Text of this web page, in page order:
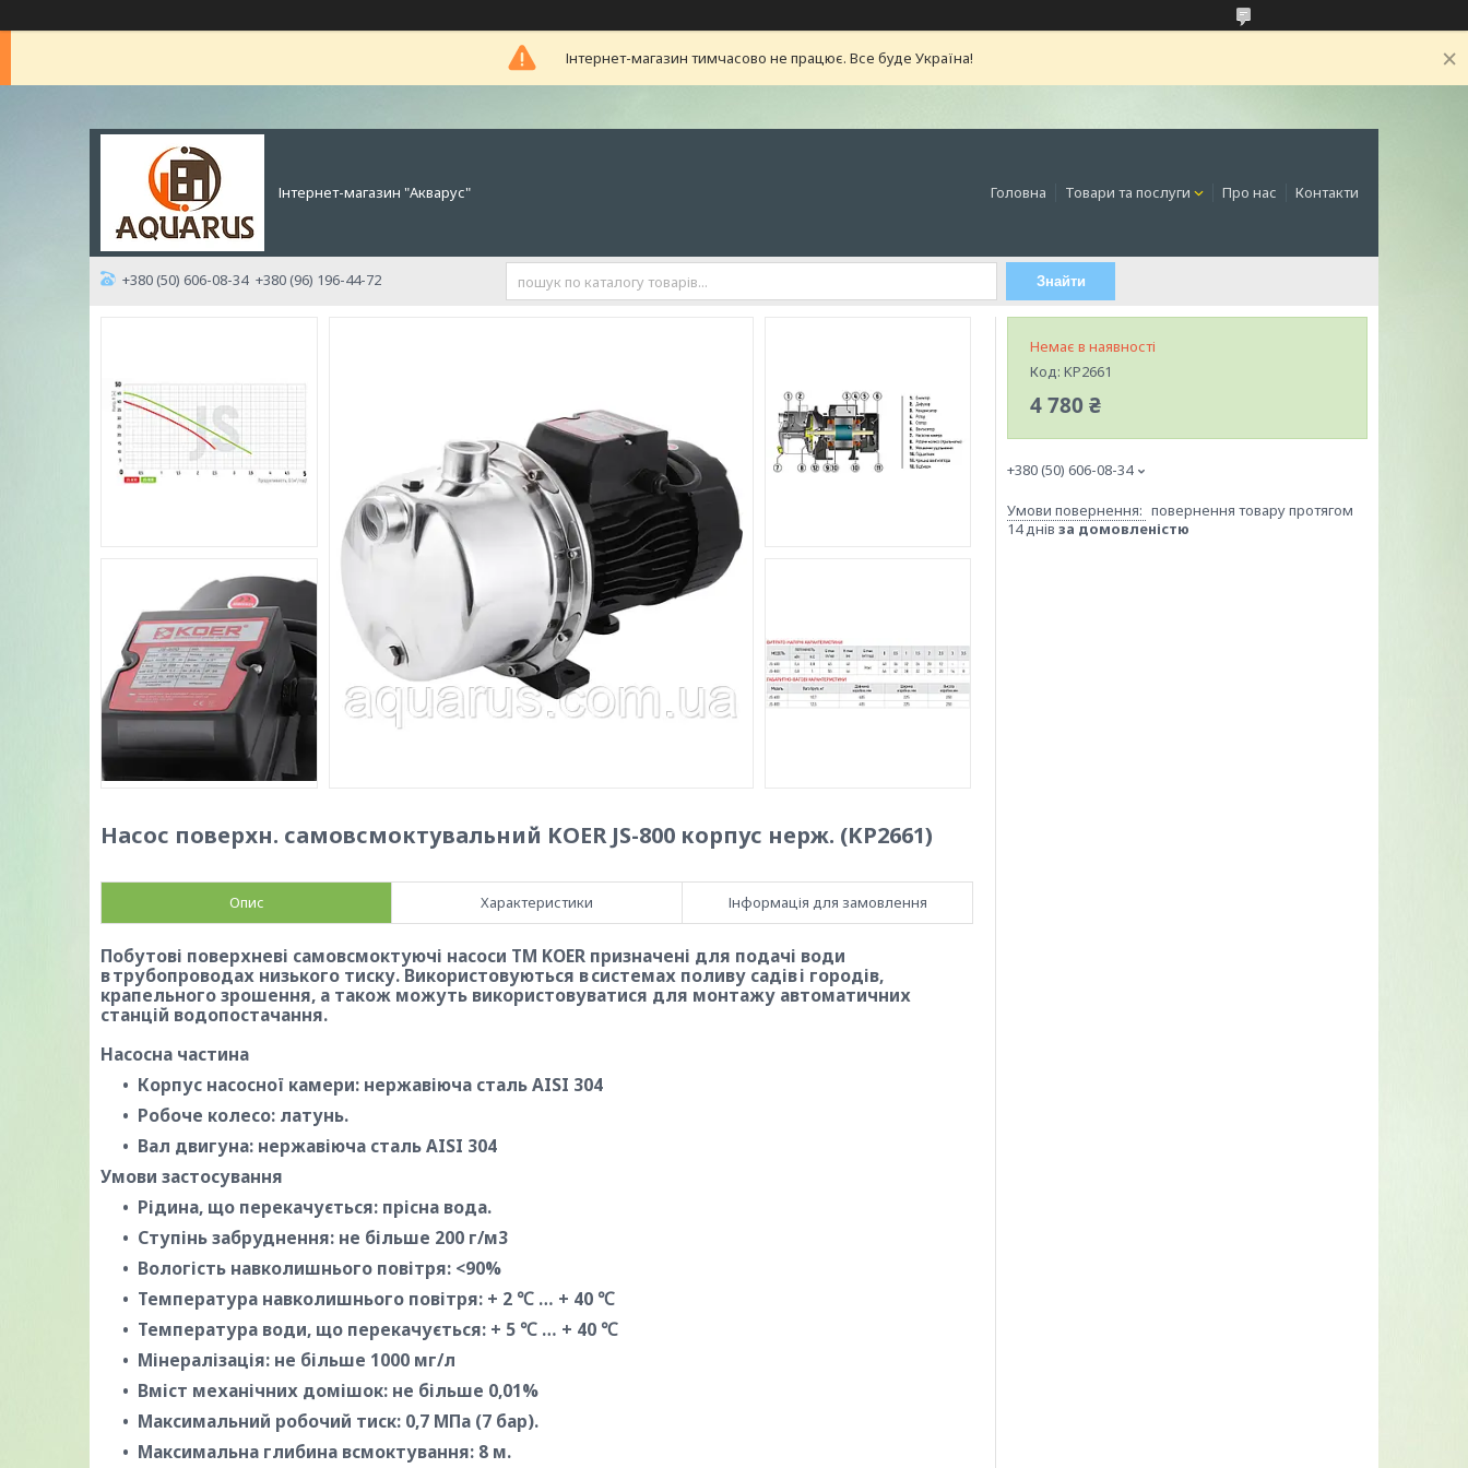
Інтернет-магазин тимчасово не працює. Все буде Україна!
Інтернет-магазин "Акварус" Головна Товари та послуги Про нас Контакти
+380 (50) 606-08-34 +380 (96) 196-44-72 Знайти
Насос поверхн. самовсмоктувальний KOER JS-800 корпус нерж. (KP2661)
Опис Характеристики Інформація для замовлення
Побутові поверхневi самовсмоктуючі насоси ТМ KOER призначенi для подачі води
в трубопроводах низького тиску. Використовуються в системах поливу садів і городів,
крапельного зрошення, а також можуть використовуватися для монтажу автоматичних
станцій водопостачання.
Насосна частина
Корпус насосної камери: нержавіюча сталь AISI 304
Робоче колесо: латунь.
Вал двигуна: нержавіюча сталь AISI 304
Умови застосування
Рідина, що перекачується: прісна вода.
Ступінь забруднення: не більше 200 г/м3
Вологість навколишнього повітря: <90%
Температура навколишнього повітря: + 2 ℃ … + 40 ℃
Температура води, що перекачується: + 5 ℃ … + 40 ℃
Мінералізація: не більше 1000 мг/л
Вміст механічних домішок: не більше 0,01%
Максимальний робочий тиск: 0,7 МПа (7 бар).
Максимальна глибина всмоктування: 8 м.
Немає в наявності
Код: KP2661
4 780 ₴
+380 (50) 606-08-34
повернення товару протягом
14 днів за домовленістю